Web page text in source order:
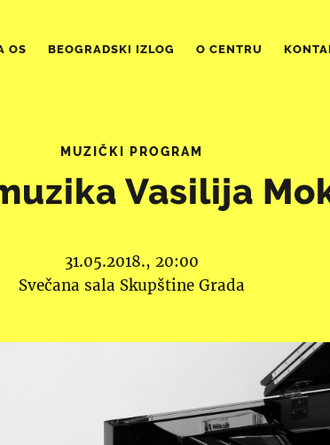
OS BEOGRADSKI IZLOG O CENTRU
MUZIČKI PROGRAM
Vasilija
31.05.2018., 20:00
Svečana sala Skupštine Grada